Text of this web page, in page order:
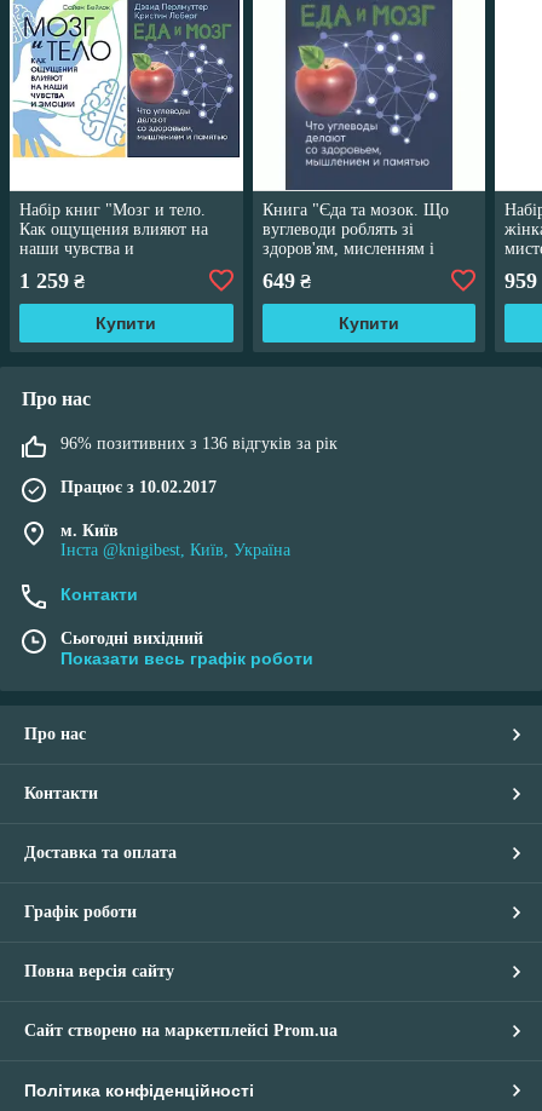
Набір книг "Мозг и тело.
Как ощущения влияют на
наши чувства и
вуглеводи роблять зі
здоров'ям"
1 259 ₴
Купити
Книга "Єда та мозок. Що
вуглеводи роблять зі
здоров'ям, мисленням і
пам'яттю " Перлмутер Девід,
Крижина Лоберг
649₴
Купити
959
Про нас
96% позитивних з 136 відгуків за рік
Працює з 10.02.2017
м. Київ
Інста @knigibest, Київ, Україна
Контакти
Сьогодні вихідний
Показати весь графік роботи
Про нас
Контакти
Доставка та оплата
Графік роботи
Повна версія сайту
Сайт створено на маркетплейсі Prom.ua
Політика конфіденційності